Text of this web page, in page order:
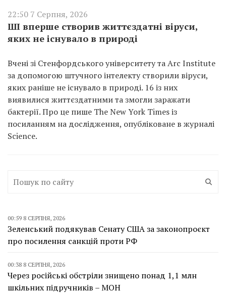
22:50 7 Серпня, 2026
ШІ вперше створив життєздатні віруси,
яких не існувало в природі
Вчені зі Стенфордського університету та Arc Institute
за допомогою штучного інтелекту створили віруси,
яких раніше не існувало в природі. 16 із них
виявилися життєздатними та змогли заражати
бактерії. Про це пише The New York Times із
посиланням на дослідження, опубліковане в журналі
Science.
00:59 8 СЕРПНЯ, 2026
Зеленський подякував Сенату США за законопроєкт
про посилення санкцій проти РФ
00:38 8 СЕРПНЯ, 2026
Через російські обстріли знищено понад 1,1 млн
шкільних підручників – МОН